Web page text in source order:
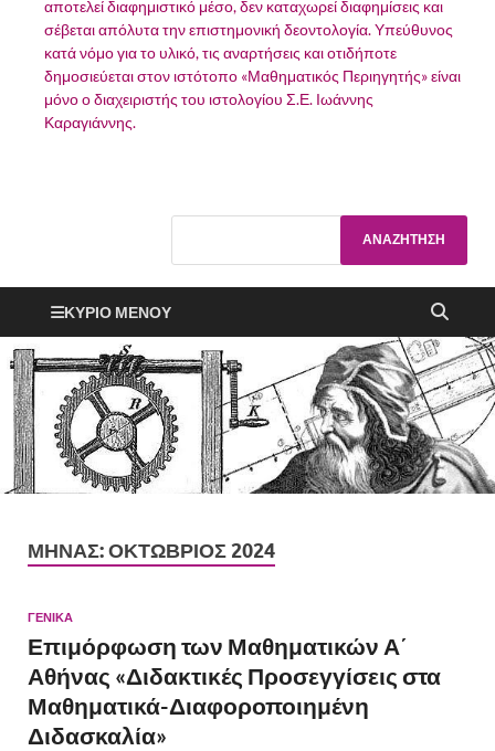
αποτελεί διαφημιστικό μέσο, δεν καταχωρεί διαφημίσεις και
σέβεται απόλυτα την επιστημονική δεοντολογία. Υπεύθυνος
κατά νόμο για το υλικό, τις αναρτήσεις και οτιδήποτε
δημοσιεύεται στον ιστότοπο «Μαθηματικός Περιηγητής» είναι
μόνο ο διαχειριστής του ιστολογίου Σ.Ε. Ιωάννης
Καραγιάννης.
ΚΎΡΙΟ ΜΕΝΟΎ
ΜΉΝΑΣ:ΟΚΤΏΒΡΙΟΣ 2024
ΓΕΝΙΚΆ
Επιμόρφωση των Μαθηματικών Α΄
Αθήνας «Διδακτικές Προσεγγίσεις στα
Μαθηματικά-Διαφοροποιημένη
Διδασκαλία»